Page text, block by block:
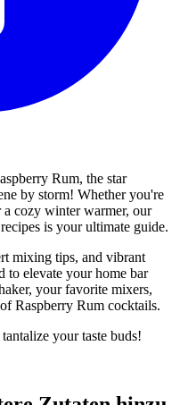
Rum, the star
by storm! Whether you're
a cozy winter warmer, our
is your ultimate guide.
mixing tips, and vibrant
to elevate your home bar
your favorite mixers,
Raspberry Rum cocktails.
your taste buds!